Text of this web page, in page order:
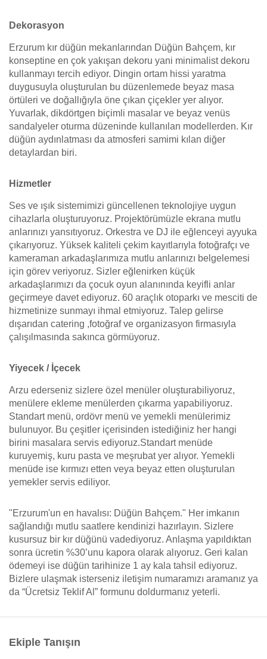
Dekorasyon
Erzurum kır düğün mekanlarından Düğün Bahçem, kır
konseptine en çok yakışan dekoru yani minimalist dekoru
kullanmayı tercih ediyor. Dingin ortam hissi yaratma
duygusuyla oluşturulan bu düzenlemede beyaz masa
örtüleri ve doğallığıyla öne çıkan çiçekler yer alıyor.
Yuvarlak, dikdörtgen biçimli masalar ve beyaz venüs
sandalyeler oturma düzeninde kullanılan modellerden. Kır
düğün aydınlatması da atmosferi samimi kılan diğer
detaylardan biri.
Hizmetler
Ses ve ışık sistemimizi güncellenen teknolojiye uygun
cihazlarla oluşturuyoruz. Projektörümüzle ekrana mutlu
anlarınızı yansıtıyoruz. Orkestra ve DJ ile eğlenceyi ayyuka
çıkarıyoruz. Yüksek kaliteli çekim kayıtlarıyla fotoğrafçı ve
kameraman arkadaşlarımıza mutlu anlarınızı belgelemesi
için görev veriyoruz. Sizler eğlenirken küçük
arkadaşlarımızı da çocuk oyun alanınında keyifli anlar
geçirmeye davet ediyoruz. 60 araçlık otoparkı ve mesciti de
hizmetinize sunmayı ihmal etmiyoruz. Talep gelirse
dışarıdan catering ,fotoğraf ve organizasyon firmasıyla
çalışılmasında sakınca görmüyoruz.
Yiyecek / İçecek
Arzu ederseniz sizlere özel menüler oluşturabiliyoruz,
menülere ekleme menülerden çıkarma yapabiliyoruz.
Standart menü, ordövr menü ve yemekli menülerimiz
bulunuyor. Bu çeşitler içerisinden istediğiniz her hangi
birini masalara servis ediyoruz.Standart menüde
kuruyemiş, kuru pasta ve meşrubat yer alıyor. Yemekli
menüde ise kırmızı etten veya beyaz etten oluşturulan
yemekler servis ediliyor.
"Erzurum'un en havalısı: Düğün Bahçem." Her imkanın
sağlandığı mutlu saatlere kendinizi hazırlayın. Sizlere
kusursuz bir kır düğünü vadediyoruz. Anlaşma yapıldıktan
sonra ücretin %30’unu kapora olarak alıyoruz. Geri kalan
ödemeyi ise düğün tarihinize 1 ay kala tahsil ediyoruz.
Bizlere ulaşmak isterseniz iletişim numaramızı aramanız ya
da “Ücretsiz Teklif Al” formunu doldurmanız yeterli.
Ekiple Tanışın